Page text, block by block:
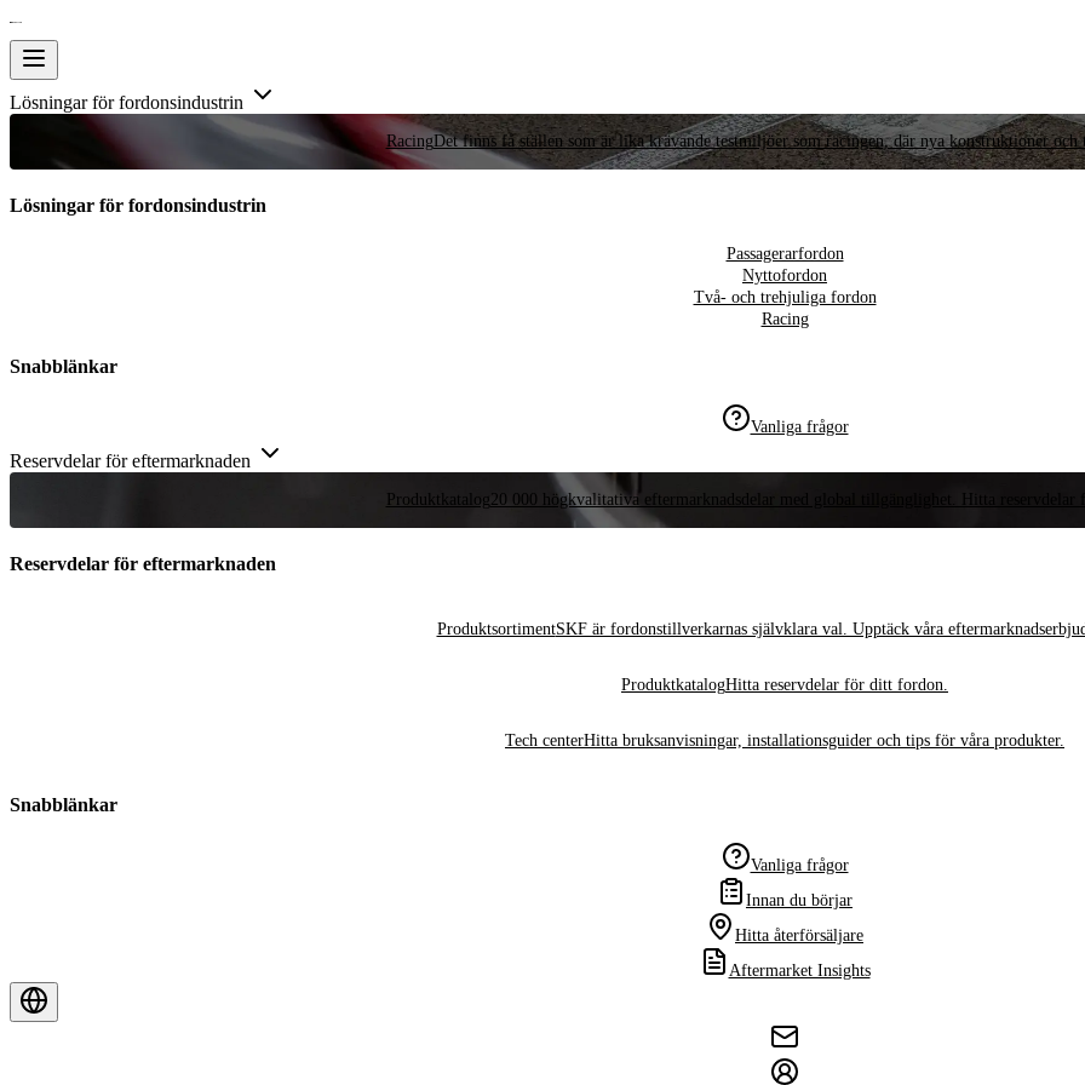
Lösningar för fordonsindustrin
RacingDet finns få ställen som är lika krävande testmiljöer som racingen, där nya konstruktioner och
Lösningar för fordonsindustrin
Passagerarfordon
Nyttofordon
Två- och trehjuliga fordon
Racing
Snabblänkar
Vanliga frågor
Reservdelar för eftermarknaden
Produktkatalog20 000 högkvalitativa eftermarknadsdelar med global tillgänglighet. Hitta reservdelar
Reservdelar för eftermarknaden
ProduktsortimentSKF är fordonstillverkarnas självklara val. Upptäck våra
ProduktkatalogHitta reservdelar för ditt fordon.
Tech centerHitta bruksanvisningar, installationsguider och tips för våra produkter.
Snabblänkar
Vanliga frågor
Innan du börjar
Hitta återförsäljare
Aftermarket Insights